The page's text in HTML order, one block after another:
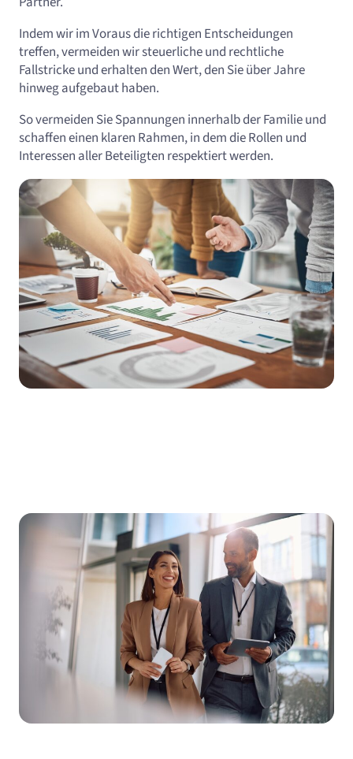
Indem wir im Voraus die richtigen Entscheidungen
treffen, vermeiden wir steuerliche und rechtliche
Fallstricke und erhalten den Wert, den Sie über Jahre
hinweg aufgebaut haben.
So vermeiden Sie Spannungen innerhalb der Familie und
schaffen einen klaren Rahmen, in dem die Rollen und
Interessen aller Beteiligten respektiert werden.